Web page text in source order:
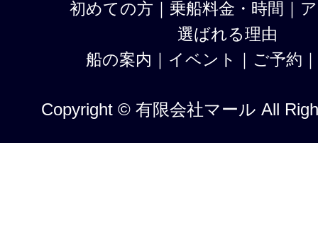
初めての方 ｜ 乗船料金・時間 ｜
選ばれる理由
船の案内 ｜ イベント ｜ ご予約 ｜
Copyright © 有限会社マール All